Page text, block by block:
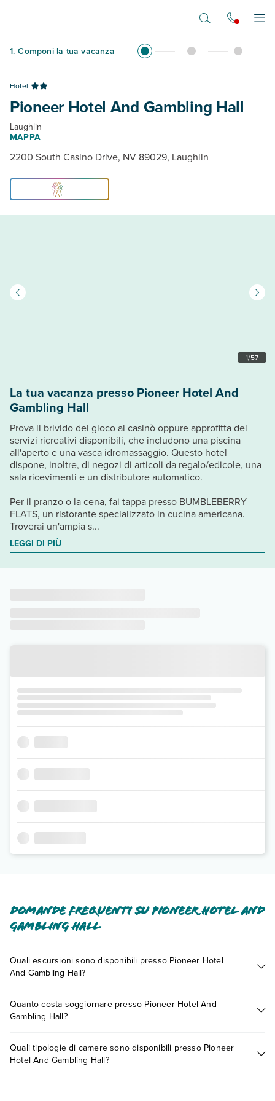
1. Componi la tua vacanza
Hotel
Pioneer Hotel And Gambling Hall
Laughlin
MAPPA
2200 South Casino Drive, NV 89029, Laughlin
1/57
La tua vacanza presso Pioneer Hotel And
Gambling Hall
Prova il brivido del gioco al casinò oppure approfitta dei
servizi ricreativi disponibili, che includono una piscina
all'aperto e una vasca idromassaggio. Questo hotel
dispone, inoltre, di negozi di articoli da regalo/edicole, una
sala ricevimenti e un distributore automatico.
Per il pranzo o la cena, fai tappa presso BUMBLEBERRY
FLATS, un ristorante specializzato in cucina americana.
Troverai un'ampia s...
LEGGI DI PIÙ
Domande frequenti su Pioneer Hotel And
Gambling Hall
Quali escursioni sono disponibili presso Pioneer Hotel
And Gambling Hall?
presso Pioneer Hotel And Gambling Hall. Scoprile tutte nella
sezione dedicata
Quanto costa soggiornare presso Pioneer Hotel And
Gambling Hall?
base a vari fattori (per es. date, condizioni dell'hotel, ecc). Per
consultare i prezzi, compila il motore di ricerca e scegli
Quali tipologie di camere sono disponibili presso Pioneer
Hotel And Gambling Hall?